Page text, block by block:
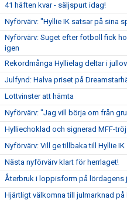
41 häften kvar - säljspurt idag!
Nyförvärv: "Hyllie IK satsar på sina
Nyförvärv: Suget efter fotboll fick
igen
Rekordmånga Hyllielag deltar i
Julfynd: Halva priset på
Lottvinster att hämta
Nyförvärv: "Jag vill börja om från
Hylliechoklad och signerad MFF-
Nyförvärv: Vill ge tillbaka till Hyllie IK
Nästa nyförvärv klart för herrlaget!
Återbruk i loppisform på lördagens
Hjärtligt välkomna till julmarknad på